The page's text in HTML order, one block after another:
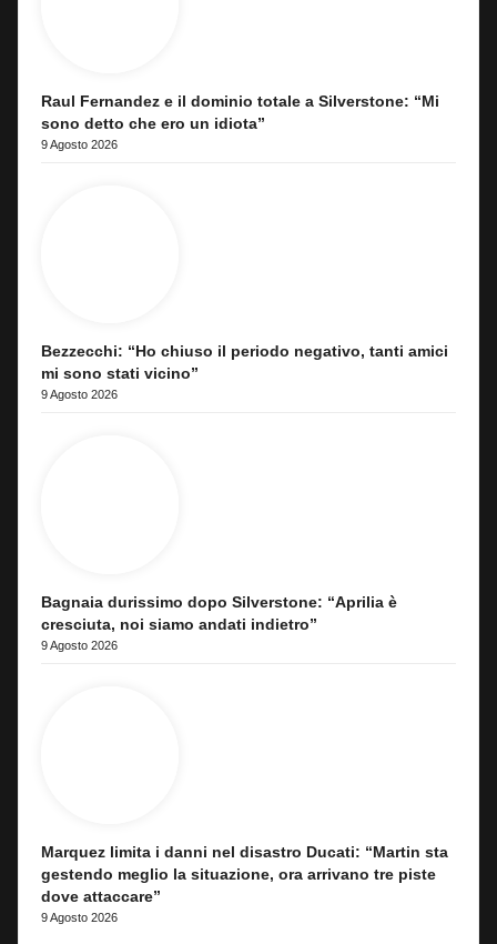
Raul Fernandez e il dominio totale a Silverstone: “Mi
sono detto che ero un idiota”
9 Agosto 2026
Bezzecchi: “Ho chiuso il periodo negativo, tanti amici
mi sono stati vicino”
9 Agosto 2026
Bagnaia durissimo dopo Silverstone: “Aprilia è
cresciuta, noi siamo andati indietro”
9 Agosto 2026
Marquez limita i danni nel disastro Ducati: “Martin sta
gestendo meglio la situazione, ora arrivano tre piste
dove attaccare”
9 Agosto 2026